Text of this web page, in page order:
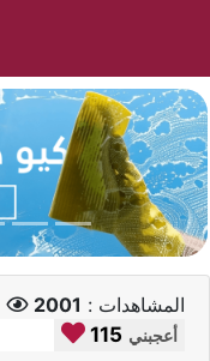
المشاهدات : 2001
115 أعجبني